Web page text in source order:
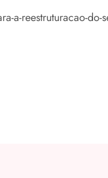
a-reestruturacao-